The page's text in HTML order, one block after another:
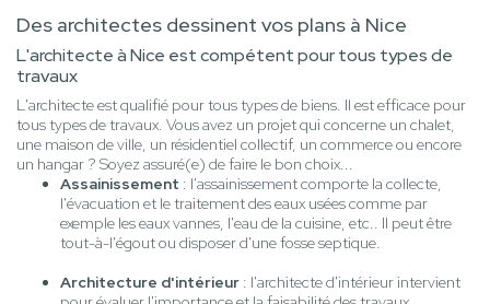
Des architectes dessinent vos plans à Nice
L'architecte à Nice est compétent pour tous types de
travaux
L'architecte est qualifié pour tous types de biens. Il est efficace pour
tous types de travaux. Vous avez un projet qui concerne un chalet,
une maison de ville, un résidentiel collectif, un commerce ou encore
un hangar ? Soyez assuré(e) de faire le bon choix...
Assainissement : l'assainissement comporte la collecte,
l'évacuation et le traitement des eaux usées comme par
exemple les eaux vannes, l'eau de la cuisine, etc.. Il peut être
tout-à-l'égout ou disposer d'une fosse septique.
Architecture d'intérieur : l'architecte d'intérieur intervient